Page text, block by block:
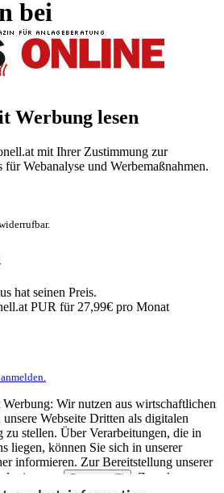
bei
Werbung lesen
mit Ihrer Zustimmung zur
Webanalyse und Werbemaßnahmen.
hat seinen Preis.
PUR für 27,99€ pro Monat
Wir nutzen aus wirtschaftlichen
Webseite Dritten als digitalen
zu stellen. Über Verarbeitungen, die in
liegen, können Sie sich in unserer
informieren. Zur Bereitstellung unserer
von
Partnern (5)
. Zwecke: